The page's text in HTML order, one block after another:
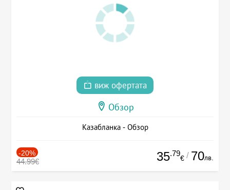
виж офертата
Обзор
Казабланка - Обзор
-20%
44.99€ 35.79
€ / 70лв.